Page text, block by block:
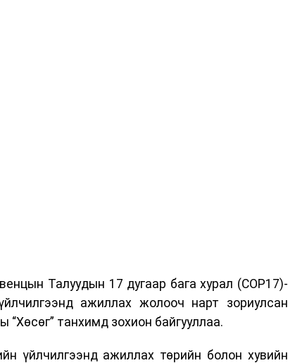
Талуудын 17 дугаар бага хурал (COP17)-
ажиллах жолооч нарт зориулсан
танхимд зохион байгууллаа.
үйлчилгээнд ажиллах төрийн болон хувийн